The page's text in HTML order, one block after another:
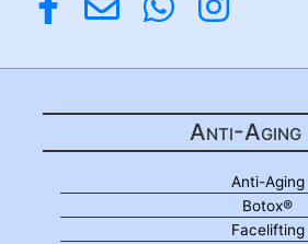
Anti-Aging
Anti-Aging
Botox®
Facelifting